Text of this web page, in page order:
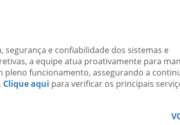
segurança e confiabilidade dos sistemas e
a equipe atua proativamente para
funcionamento, assegurando a
Clique aqui para verificar os principais